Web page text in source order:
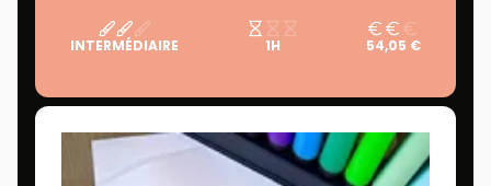
INTERMÉDIAIRE 1H 54,05 €